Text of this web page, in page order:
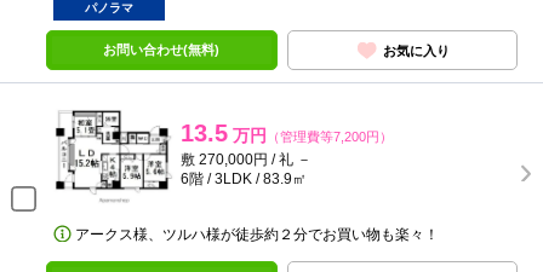
パノラマ
お問い合わせ(無料) お気に入り
13.5 万円 （管理費等7,200円）
敷 270,000円 / 礼 －
6階 / 3LDK / 83.9㎡
アークス様、ツルハ様が徒歩約２分でお買い物も楽々！